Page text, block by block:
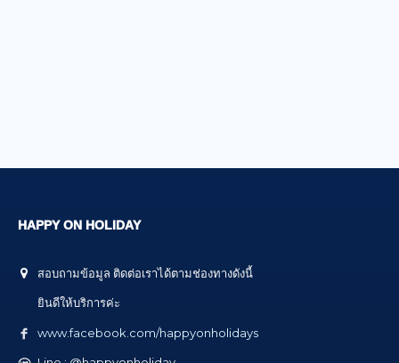
HAPPY ON HOLIDAY
สอบถามข้อมูล ติดต่อเราได้ตามช่องทางดังนี้
ยินดีให้บริการค่ะ
www.facebook.com/happyonholidays